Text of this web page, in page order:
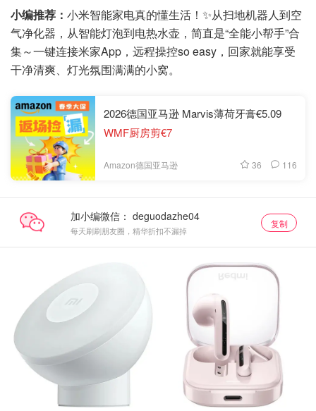
小编推荐： 小米智能家电真的懂生活！✨从扫地机器人到空
气净化器，从智能灯泡到电热水壶，简直是“全能小帮手”合
集～一键连接米家App，远程操控so easy，回家就能享受
干净清爽、灯光氛围满满的小窝。
2026德国亚马逊 Marvis薄荷牙膏€5.09
WMF厨房剪€7
Amazon德国亚马逊 36 116
加小编微信：
每天刷刷朋友圈，精华折扣不漏掉
复制